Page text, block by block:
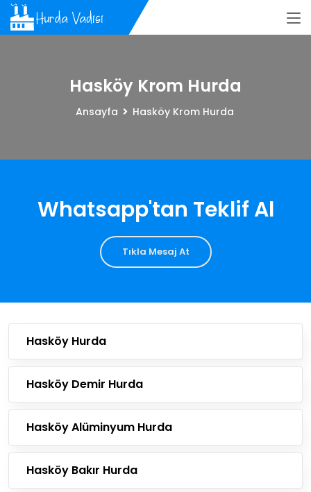
Hasköy Krom Hurda
Ansayfa Hasköy Krom Hurda
Whatsapp'tan Teklif Al
Tıkla Mesaj At
Hasköy Hurda
Hasköy Demir Hurda
Hasköy Alüminyum Hurda
Hasköy Bakır Hurda